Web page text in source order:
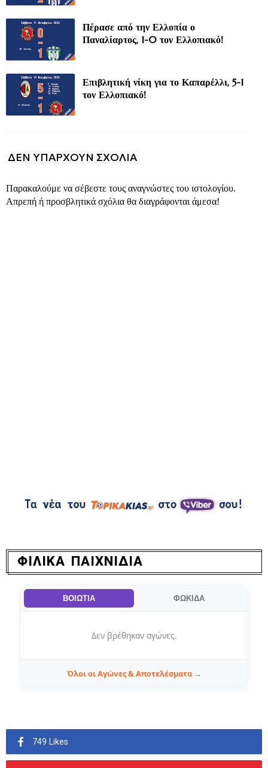
Πέρασε από την Ελλοπία ο
Παναλίαρτος, 1-0 τον Ελλοπιακό!
Επιβλητική νίκη για το Καπαρέλλι, 5-1
τον Ελλοπιακό!
ΔΕΝ ΥΠΆΡΧΟΥΝ ΣΧΌΛΙΑ
Παρακαλούμε να σέβεστε τους αναγνώστες του ιστολογίου.
Απρεπή ή προσβλητικά σχόλια θα διαγράφονται άμεσα!
ΦΙΛΙΚΑ ΠΑΙΧΝΙΔΙΑ
ΒΟΙΩΤΙΑ ΦΩΚΙΔΑ
Δεν βρέθηκαν αγώνες.
Όλοι οι Αγώνες & Αποτελέσματα →
749 Likes